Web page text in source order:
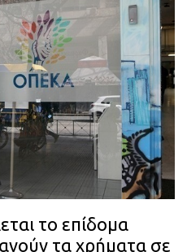
το επίδομα
τα χρήματα σε